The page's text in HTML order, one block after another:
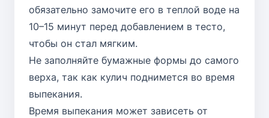
обязательно замочите его в теплой воде на
10–15 минут перед добавлением в тесто,
чтобы он стал мягким.
Не заполняйте бумажные формы до самого
верха, так как кулич поднимется во время
выпекания.
Время выпекания может зависеть от